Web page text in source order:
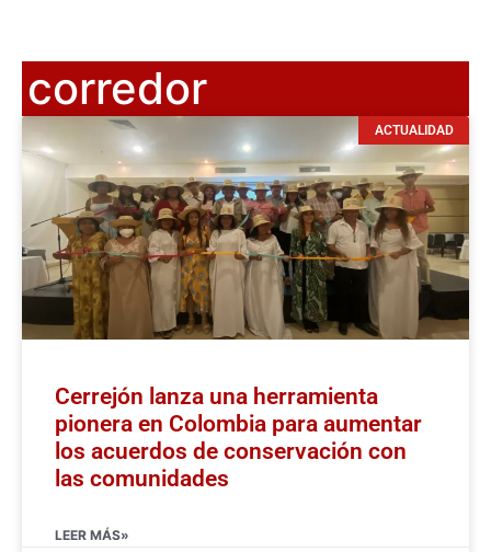
corredor
ACTUALIDAD
Cerrejón lanza una herramienta
pionera en Colombia para aumentar
los acuerdos de conservación con
las comunidades
LEER MÁS»